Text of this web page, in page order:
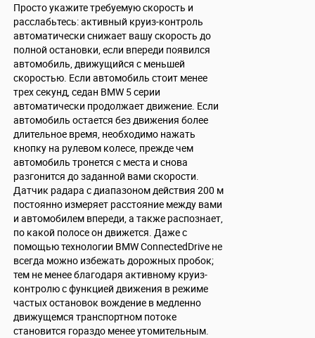
Просто укажите требуемую скорость и
расслабьтесь: активный круиз-контроль
автоматически снижает вашу скорость до
полной остановки, если впереди появился
автомобиль, движущийся с меньшей
скоростью. Если автомобиль стоит менее
трех секунд, седан BMW 5 серии
автоматически продолжает движение. Если
автомобиль остается без движения более
длительное время, необходимо нажать
кнопку на рулевом колесе, прежде чем
автомобиль тронется с места и снова
разгонится до заданной вами скорости.
Датчик радара с диапазоном действия 200 м
постоянно измеряет расстояние между вами
и автомобилем впереди, а также распознает,
по какой полосе он движется. Даже с
помощью технологии BMW ConnectedDrive не
всегда можно избежать дорожных пробок;
тем не менее благодаря активному круиз-
контролю с функцией движения в режиме
частых остановок вождение в медленно
движущемся транспортном потоке
становится гораздо менее утомительным.